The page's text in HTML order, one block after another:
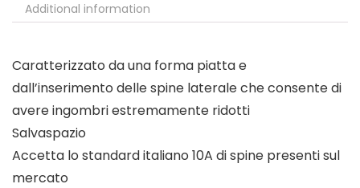
Additional information
Caratterizzato da una forma piatta e
dall’inserimento delle spine laterale che consente di
avere ingombri estremamente ridotti
Salvaspazio
Accetta lo standard italiano 10A di spine presenti sul
mercato